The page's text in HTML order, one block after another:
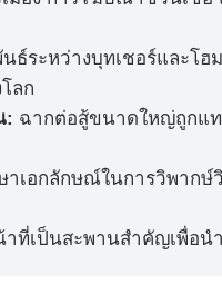
ธ์ระหว่างบุทเชอร์และโ
ลก
: ฉากต่อสู้ขนาดใหญ่ถูกแท
าเอกลักษณ์ในการวิพากษ์
าที่เป็นสะพานสำคัญเพื่